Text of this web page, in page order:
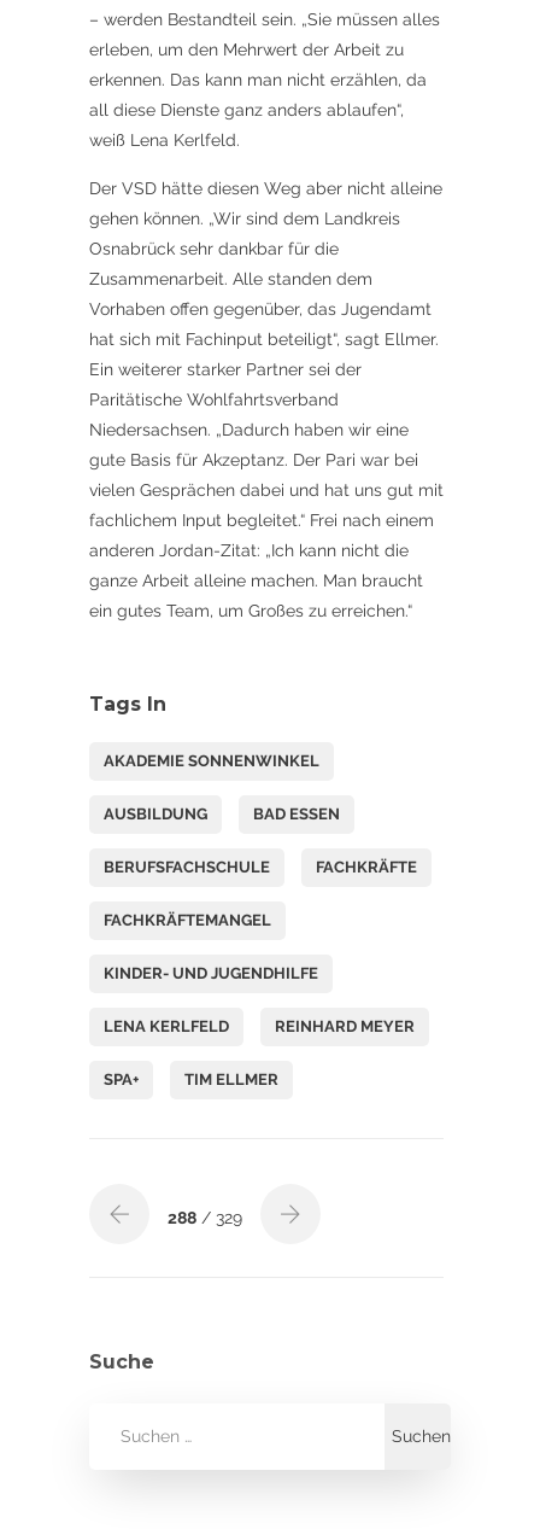
– werden Bestandteil sein. „Sie müssen alles
erleben, um den Mehrwert der Arbeit zu
erkennen. Das kann man nicht erzählen, da
all diese Dienste ganz anders ablaufen“,
weiß Lena Kerlfeld.
Der VSD hätte diesen Weg aber nicht alleine
gehen können. „Wir sind dem Landkreis
Osnabrück sehr dankbar für die
Zusammenarbeit. Alle standen dem
Vorhaben offen gegenüber, das Jugendamt
hat sich mit Fachinput beteiligt“, sagt Ellmer.
Ein weiterer starker Partner sei der
Paritätische Wohlfahrtsverband
Niedersachsen. „Dadurch haben wir eine
gute Basis für Akzeptanz. Der Pari war bei
vielen Gesprächen dabei und hat uns gut mit
fachlichem Input begleitet.“ Frei nach einem
anderen Jordan-Zitat: „Ich kann nicht die
ganze Arbeit alleine machen. Man braucht
ein gutes Team, um Großes zu erreichen.“
Tags In
AKADEMIE SONNENWINKEL
AUSBILDUNG BAD ESSEN
BERUFSFACHSCHULE FACHKRÄFTE
FACHKRÄFTEMANGEL
KINDER- UND JUGENDHILFE
LENA KERLFELD REINHARD MEYER
SPA+ TIM ELLMER
288 / 329
Suche